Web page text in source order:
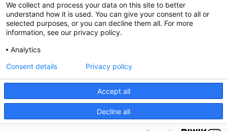
@CGTCatalunya
cgtcatalunya
CGTCatalunya
cgtcatalunya
Desenvolupat per
We collect and process your data on this site to better
understand how it is used. You can give your consent to all or
selected purposes, or you can decline them all. For more
information, see our privacy policy.
Analytics
Accept all
Decline all
Consent details Privacy policy